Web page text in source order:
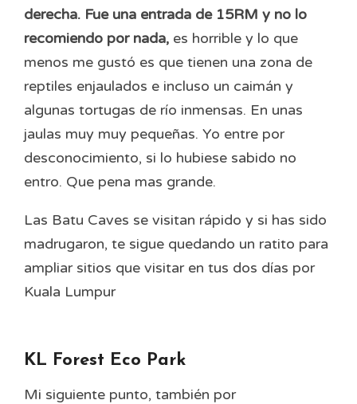
derecha. Fue una entrada de 15RM y no lo
recomiendo por nada, es horrible y lo que
menos me gustó es que tienen una zona de
reptiles enjaulados e incluso un caimán y
algunas tortugas de río inmensas. En unas
jaulas muy muy pequeñas. Yo entre por
desconocimiento, si lo hubiese sabido no
entro. Que pena mas grande.
Las Batu Caves se visitan rápido y si has sido
madrugaron, te sigue quedando un ratito para
ampliar sitios que visitar en tus dos días por
Kuala Lumpur
KL Forest Eco Park
Mi siguiente punto, también por